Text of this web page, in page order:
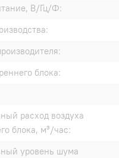
В/Гц/Ф:
блока:
расход воздуха
блока, м³/час:
уровень шума